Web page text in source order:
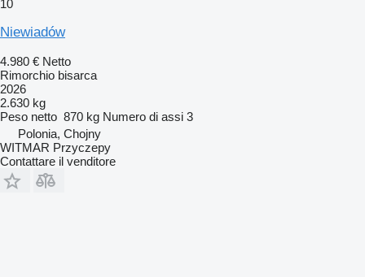
10
Niewiadów
4.980 € Netto
Rimorchio bisarca
2026
2.630 kg
Peso netto 870 kg Numero di assi 3
Polonia, Chojny
WITMAR Przyczepy
Contattare il venditore